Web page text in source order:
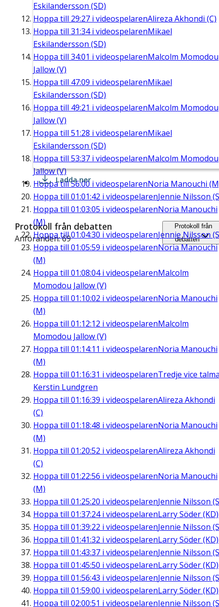
Eskilandersson (SD)
Hoppa till 29:27 i videospelarenAlireza Akhondi (C)
Hoppa till 31:34i videospelarenMikael
Eskilandersson (SD)
Hoppa till 34:01 i videospelarenMalcolm Momodou
Jallow (V)
Hoppa till 47:09 i videospelarenMikael
Eskilandersson (SD)
Hoppa till 49:21 i videospelarenMalcolm Momodou
Jallow (V)
Hoppa till 51:28 i videospelarenMikael
Eskilandersson (SD)
Hoppa till 53:37 i videospelarenMalcolm Momodou
Jallow (V)
Hoppa till56:00 i videospelarenNoria Manouchi
Hoppa till 01:01:42 i videospelarenJennie Nilsson
Hoppa till 01:03:05 i videospelarenNoria Manouchi
(M)
Hoppa till01:04:30 i videospelarenJennie Nilsson
Hoppa till 01:05:59 i videospelarenNoria Manouchi
(M)
Hoppa till 01:08:04i videospelarenMalcolm
Momodou Jallow (V)
Hoppa till 01:10:02 i videospelarenNoria Manouchi
(M)
Hoppa till 01:12:12 i videospelarenMalcolm
Momodou Jallow (V)
Hoppa till 01:14:11 i videospelarenNoria Manouchi
(M)
Hoppa till 01:16:31 i videospelarenTredje vice
Kerstin Lundgren
Hoppa till 01:16:39 i videospelarenAlireza Akhondi
(C)
Hoppa till 01:18:48 i videospelarenNoria Manouchi
(M)
Hoppa till 01:20:52 i videospelarenAlireza Akhondi
(C)
Hoppa till 01:22:56 i videospelarenNoria Manouchi
(M)
Hoppa till 01:25:20 i videospelarenJennie Nilsson
Hoppa till 01:37:24i videospelarenLarry Söder (KD)
Hoppa till 01:39:22 i videospelarenJennie Nilsson
Hoppa till 01:41:32 i videospelarenLarry Söder (KD)
Hoppa till 01:43:37 i videospelarenJennie Nilsson
Hoppa till 01:45:50 i videospelarenLarry Söder (KD)
Hoppa till 01:56:43 i videospelarenJennie Nilsson
Hoppa till 01:59:00 i videospelarenLarry Söder (KD)
Hoppa till 02:00:51 i videospelarenJennie Nilsson
Ladda ner
Protokoll från debatten
Anföranden: 69
Protokoll från
debatten